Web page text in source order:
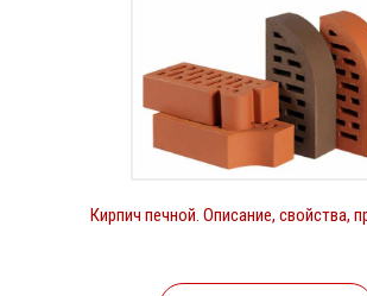
Кирпич печной. Описание, свойства,